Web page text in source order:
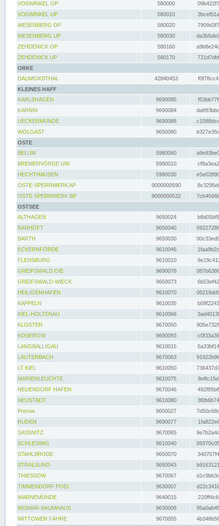
VOßWINKEL OP
580000
VOßWINKEL UP
580010
WESENBERG OP
580020
WESENBERG UP
580030
ZEHDENICK OP
580160
ZEHDENICK UP
580170
ORKE
DALWIGKSTHAL
42840453
KLEINES HAFF
KARLSHAGEN
9690085
KARNIN
9690084
UECKERMÜNDE
9690088
WOLGAST
9650080
OSTE
BELUM
5980060
BREMERVÖRDE UW
5980010
HECHTHAUSEN
5980030
OSTE-SPERRWERK AP
9000000590
OSTE-SPERRWERK BP
9000000532
OSTSEE
ALTHAGEN
9650024
BARHÖFT
9650040
BARTH
9650030
ECKERNFÖRDE
9610045
FLENSBURG
9610010
GREIFSWALD OIE
9690078
GREIFSWALD-WIECK
9650073
HEILIGENHAFEN
9610070
KAPPELN
9610035
KIEL-HOLTENAU
9610066
KLOSTER
9670050
KOSEROW
9690093
LANGBALLIGAU
9610015
LAUTERBACH
9670063
LT KIEL
9610050
MARIENLEUCHTE
9610075
NEUENDORF HAFEN
9670046
NEUSTADT
9610080
Prerow
9650027
RUDEN
9690077
SASSNITZ
9670065
SCHLESWIG
9610040
STAHLBRODE
9650070
STRALSUND
9650043
THIESSOW
9670067
TIMMENDORF POEL
9630007
WARNEMÜNDE
9640015
WISMAR-BAUMHAUS
9630008
WITTOWER FÄHRE
9670055